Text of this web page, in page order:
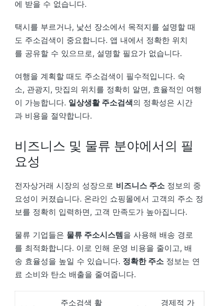
에 받을 수 없습니다.
택시를 부르거나, 낯선 장소에서 목적지를 설명할 때
도 주소검색이 중요합니다. 앱 내에서 정확한 위치
를 공유할 수 있으므로, 설명할 필요가 없습니다.
여행을 계획할 때도 주소검색이 필수적입니다. 숙
소, 관광지, 맛집의 위치를 정확히 알면, 효율적인 여행
이 가능합니다. 일상생활 주소검색의 정확성은 시간
과 비용을 절약합니다.
비즈니스 및 물류 분야에서의 필
요성
전자상거래 시장의 성장으로 비즈니스 주소 정보의 중
요성이 커졌습니다. 온라인 쇼핑몰에서 고객의 주소 정
보를 정확히 입력하면, 고객 만족도가 높아집니다.
물류 기업들은 물류 주소시스템을 사용해 배송 경로
를 최적화합니다. 이로 인해 운영 비용을 줄이고, 배
송 효율성을 높일 수 있습니다. 정확한 주소 정보는 연
료 소비와 탄소 배출을 줄여줍니다.
주소검색 활
경제적 가